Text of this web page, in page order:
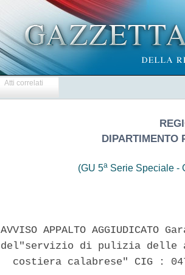
Atti correlati
DIPARTIMENTO
(GU 5a Serie Speciale -
AVVISO APPALTO
del"servizio di pulizia delle
costiera calabrese" CIG :